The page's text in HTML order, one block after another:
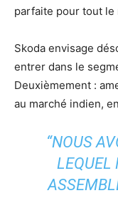
parfaite pour tout le
Skoda envisage
entrer dans le
Deuxièmement :
au marché indien,
“NOUS
LEQUEL